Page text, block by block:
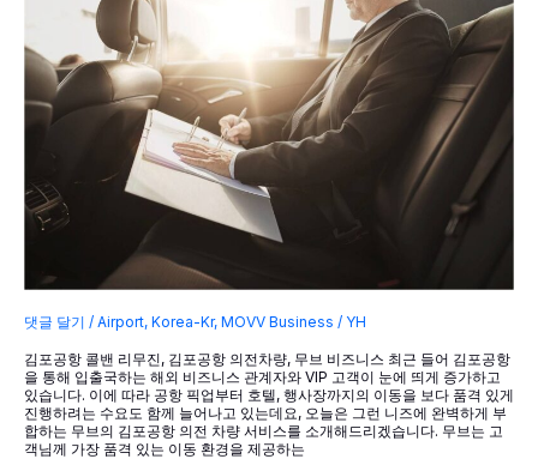
프
라
이
빗
지
혜
브
(MOVV)
하
요!
댓글 달기 / Airport, Korea-Kr, MOVV Business / YH
김포공항 콜밴 리무진, 김포공항 의전차량, 무브 비즈니스 최근 들어 김포공항
을 통해 입출국하는 해외 비즈니스 관계자와 VIP 고객이 눈에 띄게 증가하고
있습니다. 이에 따라 공항 픽업부터 호텔, 행사장까지의 이동을 보다 품격 있게
진행하려는 수요도 함께 늘어나고 있는데요, 오늘은 그런 니즈에 완벽하게 부
합하는 무브의 김포공항 의전 차량 서비스를 소개해드리겠습니다. 무브는 고
객님께 가장 품격 있는 이동 환경을 제공하는